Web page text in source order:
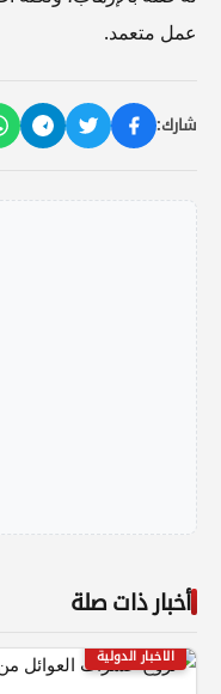
عمل متعمد.
شارك:
أخبار ذات صلة
الاخبار الدولية